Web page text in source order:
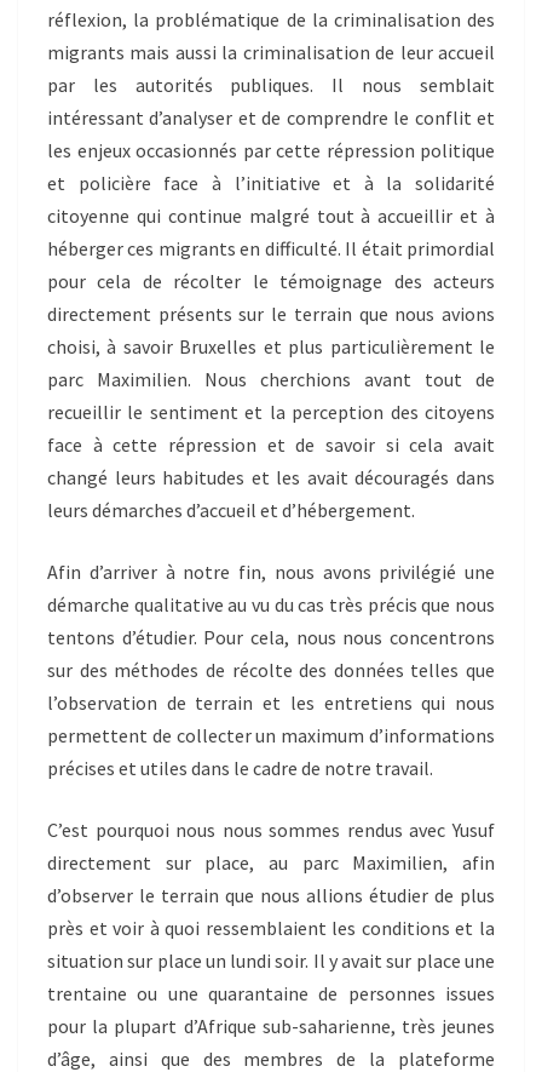
réflexion, la problématique de la criminalisation des
migrants mais aussi la criminalisation de leur accueil
par les autorités publiques. Il nous semblait
intéressant d’analyser et de comprendre le conflit et
les enjeux occasionnés par cette répression politique
et policière face à l’initiative et à la solidarité
citoyenne qui continue malgré tout à accueillir et à
héberger ces migrants en difficulté. Il était primordial
pour cela de récolter le témoignage des acteurs
directement présents sur le terrain que nous avions
choisi, à savoir Bruxelles et plus particulièrement le
parc Maximilien. Nous cherchions avant tout de
recueillir le sentiment et la perception des citoyens
face à cette répression et de savoir si cela avait
changé leurs habitudes et les avait découragés dans
leurs démarches d’accueil et d’hébergement.
Afin d’arriver à notre fin, nous avons privilégié une
démarche qualitative au vu du cas très précis que nous
tentons d’étudier. Pour cela, nous nous concentrons
sur des méthodes de récolte des données telles que
l’observation de terrain et les entretiens qui nous
permettent de collecter un maximum d’informations
précises et utiles dans le cadre de notre travail.
C’est pourquoi nous nous sommes rendus avec Yusuf
directement sur place, au parc Maximilien, afin
d’observer le terrain que nous allions étudier de plus
près et voir à quoi ressemblaient les conditions et la
situation sur place un lundi soir. Il y avait sur place une
trentaine ou une quarantaine de personnes issues
pour la plupart d’Afrique sub-saharienne, très jeunes
d’âge, ainsi que des membres de la plateforme